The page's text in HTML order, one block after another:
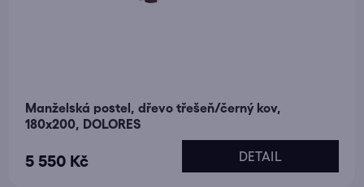
Manželská postel, dřevo třešeň/černý kov,
180x200, DOLORES
5 550 Kč DETAIL